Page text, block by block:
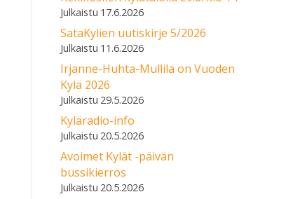
17.6.2026
SataKylien uutiskirje 5/2026
11.6.2026
Irjanne-Huhta-Mullila on Vuoden
Kylä 2026
29.5.2026
Kyläradio-info
20.5.2026
Avoimet Kylät -päivän
bussikierros
20.5.2026